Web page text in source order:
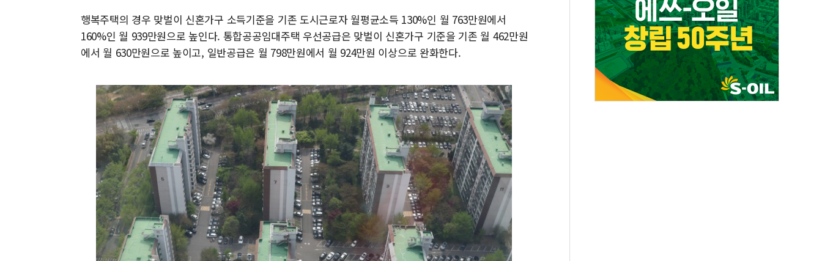
행복주택의 경우 맞벌이 신혼가구 소득기준을 기존 도시근로자 월평균소득 130%인 월 763만원에서
160%인 월 939만원으로 높인다. 통합공공임대주택 우선공급은 맞벌이 신혼가구 기준을 기존 월 462만원
에서 월 630만원으로 높이고, 일반공급은 월 798만원에서 월 924만원 이상으로 완화한다.